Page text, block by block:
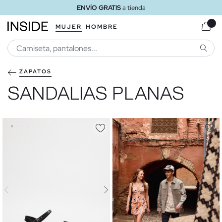
ENVÍO GRATISa tienda
MUJER HOMBRE
ZAPATOS
SANDALIAS PLANAS